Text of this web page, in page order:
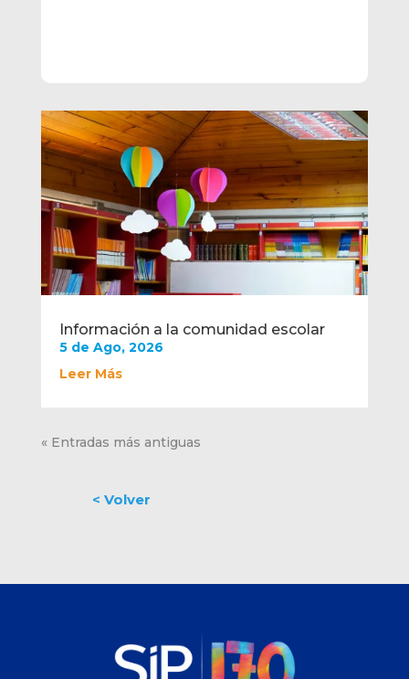
Información a la comunidad escolar
5 de Ago, 2026
Leer Más
« Entradas más antiguas